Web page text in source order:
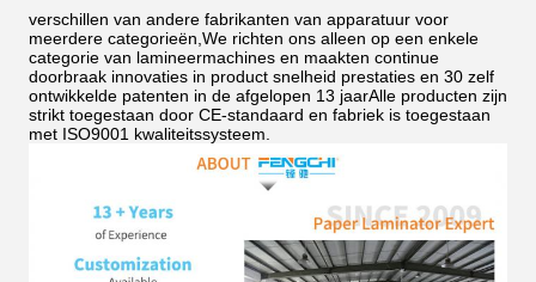
verschillen van andere fabrikanten van apparatuur voor
meerdere categorieën,We richten ons alleen op een enkele
categorie van lamineermachines en maakten continue
doorbraak innovaties in product snelheid prestaties en 30 zelf
ontwikkelde patenten in de afgelopen 13 jaarAlle producten zijn
strikt toegestaan door CE-standaard en fabriek is toegestaan
met ISO9001 kwaliteitssysteem.